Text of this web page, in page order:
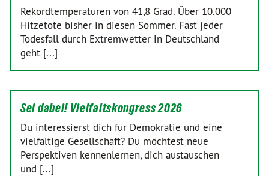
Rekordtemperaturen von 41,8 Grad. Über 10.000
Hitzetote bisher in diesen Sommer. Fast jeder
Todesfall durch Extremwetter in Deutschland
geht [...]
Sei dabei! Vielfaltskongress 2026
Du interessierst dich für Demokratie und eine
vielfältige Gesellschaft? Du möchtest neue
Perspektiven kennenlernen, dich austauschen
und [...]